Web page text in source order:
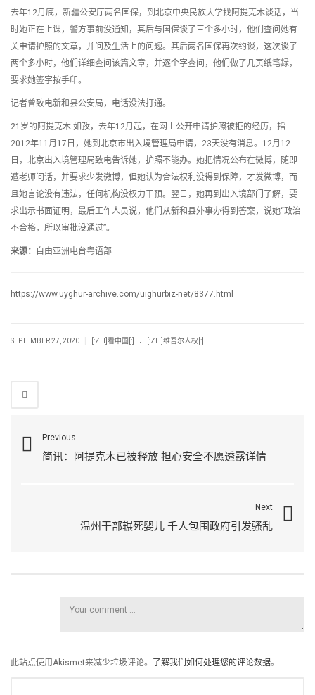
去年12月底，新疆公安厅两名国保，到北京中央民族大学找阿提克木谈话，当
时她正在上课，警方事前没通知，其后与国保谈了三个多小时，他们查问她有
关申请护照的文章，并问及生活上的问题。其后两名国保再次约谈，这次谈了
两个多小时，他们详细查问该篇文章，并逐个字查问，他们做了几页纸笔録，
要求她签字按手印。
记者曾致电新和县公安局，电话没法打通。
21岁的阿提克木.如孜，去年12月起，在网上公开申请护照被拒的经历，指
2012年11月17日，她到北京巿出入境管理局申请，23天没有消息。12月12
日，北京出入境管理局致电告诉她，护照不能办。她把情况公布在微博，随即
遭老师问话，并要求少发微博，但她认为合法权利没得到保障，才发微博，而
且她言论没有违法，任何机构没权力干预。翌日，她再到出入境部门了解，要
求出示书面证明，最后工作人员说，他们从新和县外事办得到答案，说她“政治
不合格，所以审批没通过”。
来源： 自由亚洲电台粤语部
https://www.uyghur-archive.com/uighurbiz-net/8377.html
SEPTEMBER 27, 2020 [:ZH]看中国[:] . [:ZH]维吾尔人权[:]
Previous
简讯：阿提克木已被释放 担心安全不愿透露详情
Next
温州干部辗死婴儿 千人包围政府引发骚乱
此站点使用Akismet来减少垃圾评论。 了解我们如何处理您的评论数据。